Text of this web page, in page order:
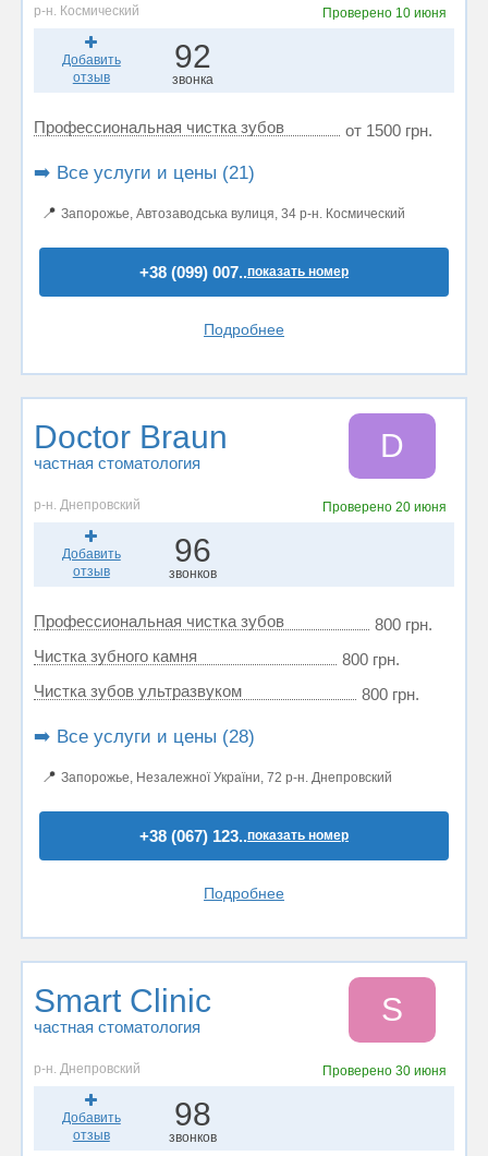
р-н. Космический Проверено 10 июня
Добавить
отзыв
92
звонка
Профессиональная чистка зубов от 1500 грн.
➡️ Все услуги и цены (21)
📍 Запорожье, Автозаводська вулиця, 34 р-н. Космический
+38 (099) 007..показать номер
Подробнее
Doctor Braun
частная стоматология D
р-н. Днепровский Проверено 20 июня
Добавить
отзыв
96
звонков
Профессиональная чистка зубов
800 грн.
Чистка зубного камня
800 грн.
Чистка зубов ультразвуком
800 грн.
➡️ Все услуги и цены (28)
📍 Запорожье, Незалежної України, 72 р-н. Днепровский
+38 (067) 123..показать номер
Подробнее
Smart Clinic
частная стоматология S
р-н. Днепровский Проверено 30 июня
Добавить
отзыв
98
звонков